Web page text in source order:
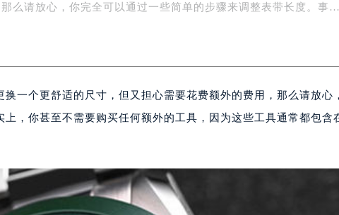
么请放心，你完全可以通过一些简单的步骤来调整表带长度。事…
一个更舒适的尺寸，但又担心需要花费额外的费用，那么请放心
，你甚至不需要购买任何额外的工具，因为这些工具通常都包含